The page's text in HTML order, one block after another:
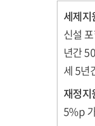
세제지
신설
년간
세 5년
재정지
5%p